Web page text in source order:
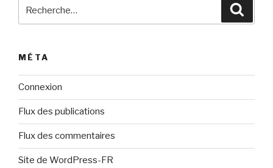
pour
MÉTA
Connexion
Flux des publications
Flux des commentaires
Site de WordPress-FR